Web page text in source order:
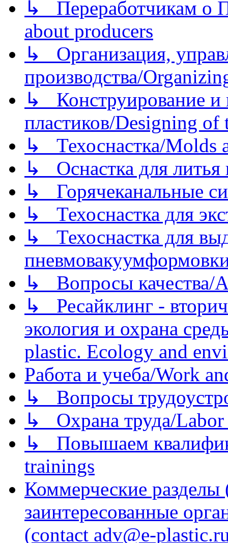
↳ Переработчикам о
about producers
↳ Организация,
производства/
↳ Конструирование и
пластиков/Designing of
↳ Техоснастка/Molds
↳ Оснастка для литья
↳ Горячеканальные
↳ Техоснастка для
↳ Техоснастка для
↳ Вопросы качества/
↳ Ресайклинг -
экология и охрана
plastic. Ecology and
Работа и учеба/Work
↳ Вопросы
↳ Охрана труда/Labor
↳ Повышаем
trainings
Коммерческие
заинтересованные
(contact adv@e-